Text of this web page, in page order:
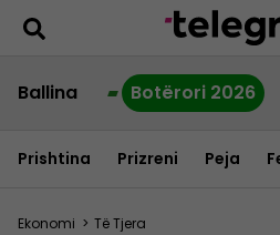
Ballina Botërori 2026
Prishtina Prizreni Peja
Ekonomi > Të Tjera